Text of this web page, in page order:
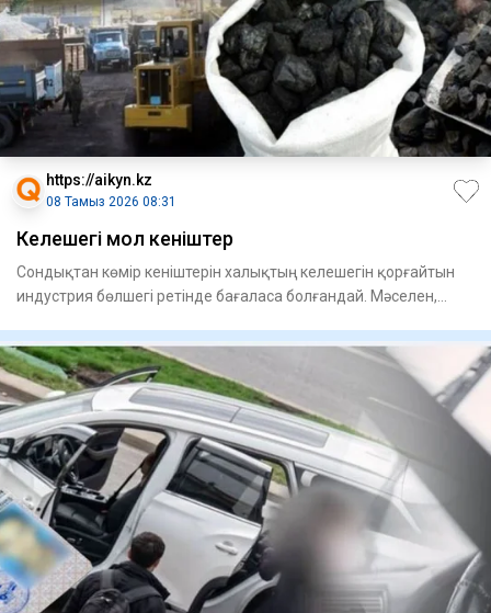
https://aikyn.kz
08 Тамыз 2026 08:31
Келешегі мол кеніштер
Сондықтан көмір кеніштерін халықтың келешегін қорғайтын
индустрия бөлшегі ретінде бағаласа болғандай. Мәселен,